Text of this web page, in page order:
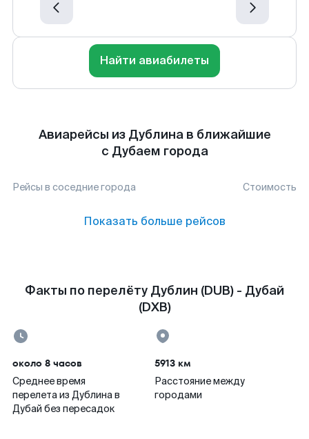
Найти авиабилеты
Авиарейсы из Дублина в ближайшие
с Дубаем города
Рейсы в соседние города Стоимость
Показать больше рейсов
Факты по перелёту Дублин (DUB) - Дубай
(DXB)
около 8 часов
Среднее время
перелета из Дублина в
Дубай без пересадок
5913 км
Расстояние между
городами